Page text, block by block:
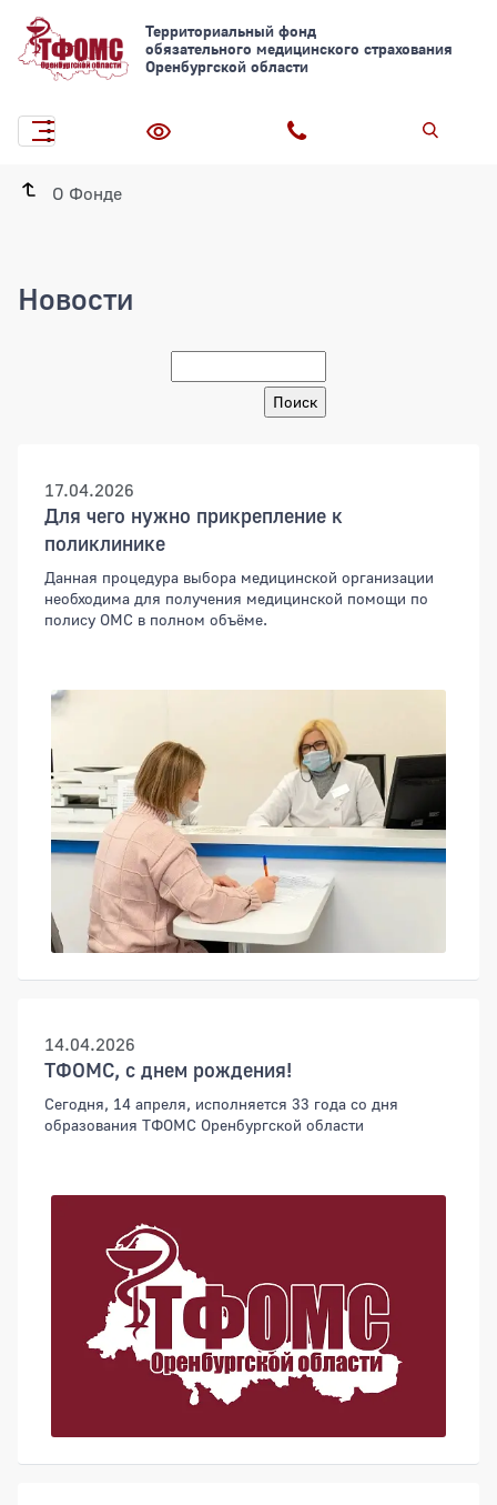
Территориальный фонд
обязательного медицинского страхования
Оренбургской области
О Фонде
Новости
17.04.2026
Для чего нужно прикрепление к
поликлинике
Данная процедура выбора медицинской организации
необходима для получения медицинской помощи по
полису ОМС в полном объёме.
14.04.2026
ТФОМС, с днем рождения!
Сегодня, 14 апреля, исполняется 33 года со дня
образования ТФОМС Оренбургской области